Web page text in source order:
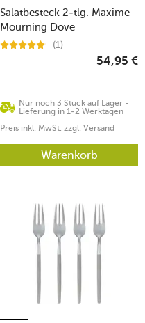
Salatbesteck 2-tlg. Maxime
Mourning Dove
(1)
Nur noch 3 Stück auf Lager -
Lieferung in 1-2 Werktagen
54,95 €
Preis inkl. MwSt. zzgl. Versand
Warenkorb